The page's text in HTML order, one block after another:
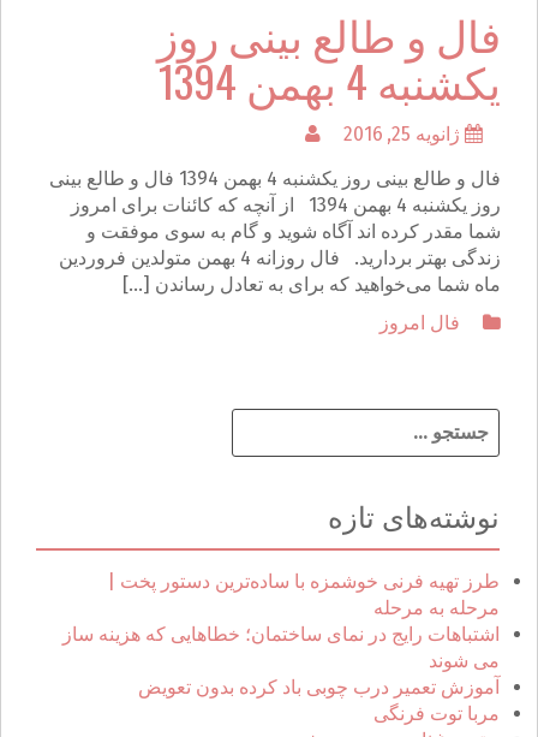
فال و طالع بینی روز
یکشنبه 4 بهمن 1394
ژانویه 25, 2016
فال و طالع بینی روز یکشنبه 4 بهمن 1394 فال و طالع بینی
روز یکشنبه 4 بهمن 1394 از آنچه که کائنات برای امروز
شما مقدر کرده اند آگاه شوید و گام به سوی موفقت و
زندگی بهتر بردارید. فال روزانه 4 بهمن متولدین فروردین
ماه شما می‌خواهید كه برای به تعادل رساندن […]
فال امروز
س
و
ب
ر
ا
ی
:
نوشته‌های تازه
طرز تهیه فرنی خوشمزه با ساده‌ترین دستور پخت |
مرحله به مرحله
اشتباهات رایج در نمای ساختمان؛ خطاهایی که هزینه ساز
می شوند
آموزش تعمیر درب چوبی باد کرده بدون تعویض
مربا توت فرنگی